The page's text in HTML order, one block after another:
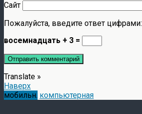
Сайт
Пожалуйста, введите ответ цифрами:
восемнадцать + 3 =
Translate »
Наверх
мобильн. компьютерная